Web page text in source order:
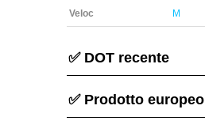
Veloc M
✅ DOT recente
✅ Prodotto europeo